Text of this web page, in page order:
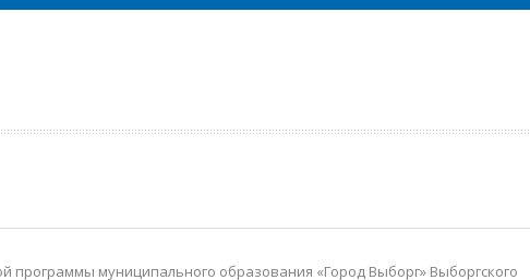
муниципального образования «Город Выборг» Выборгского